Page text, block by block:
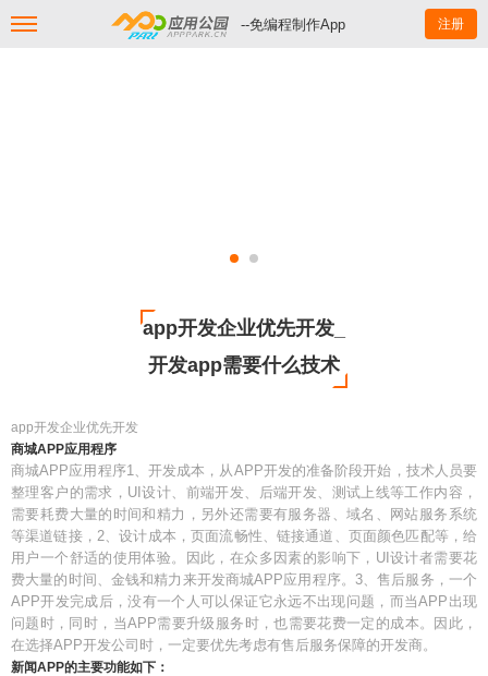
--免编程制作App 注册
app开发企业优先开发_
开发app需要什么技术
app开发企业优先开发
商城APP应用程序
商城APP应用程序1、开发成本，从APP开发的准备阶段开始，技术人员要
整理客户的需求，UI设计、前端开发、后端开发、测试上线等工作内容，
需要耗费大量的时间和精力，另外还需要有服务器、域名、网站服务系统
等渠道链接，2、设计成本，页面流畅性、链接通道、页面颜色匹配等，给
用户一个舒适的使用体验。因此，在众多因素的影响下，UI设计者需要花
费大量的时间、金钱和精力来开发商城APP应用程序。3、售后服务，一个
APP开发完成后，没有一个人可以保证它永远不出现问题，而当APP出现
问题时，同时，当APP需要升级服务时，也需要花费一定的成本。因此，
在选择APP开发公司时，一定要优先考虑有售后服务保障的开发商。
新闻APP的主要功能如下：